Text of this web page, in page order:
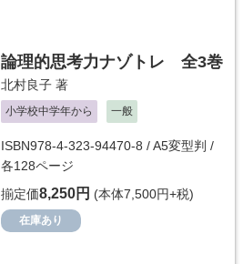
論理的思考力ナゾトレ 全3巻
北村良子 著
小学校中学年から 一般
ISBN978-4-323-94470-8 / A5変型判 /
各128ページ
揃定価8,250円 (本体7,500円+税)
在庫あり